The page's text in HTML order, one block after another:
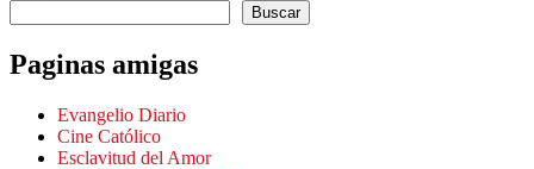
Buscar
Paginas amigas
Evangelio Diario
Cine Católico
Esclavitud del Amor